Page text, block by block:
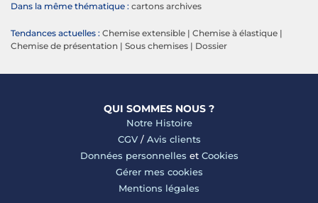
Dans la même thématique : cartons archives
Tendances actuelles : Chemise extensible | Chemise à élastique |
Chemise de présentation | Sous chemises | Dossier
QUI SOMMES NOUS ?
Notre Histoire
CGV/ Avis clients
Données personnelles et Cookies
Gérer mes cookies
Mentions légales